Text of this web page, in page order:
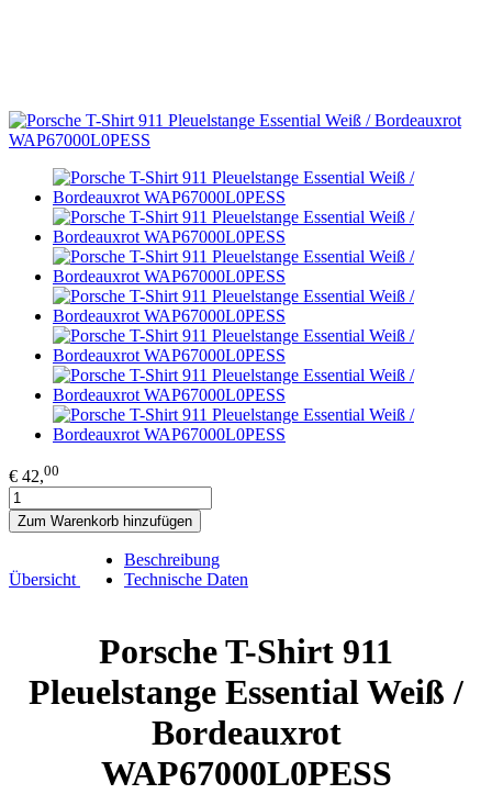
€ 42,00
Zum Warenkorb hinzufügen
Übersicht
Beschreibung
Technische Daten
Porsche T-Shirt 911
Pleuelstange Essential Weiß /
Bordeauxrot
WAP67000L0PESS